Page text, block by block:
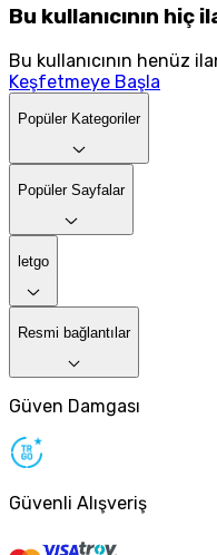
Bu kullanıcının hiç
Bu kullanıcının henüz
Keşfetmeye Başla
Popüler Kategoriler
Popüler Sayfalar
letgo
Resmi bağlantılar
Güven Damgası
Güvenli Alışveriş